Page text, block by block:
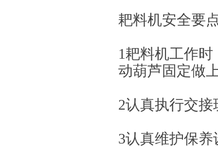
耙料机安全要
1耙料机工作
动葫芦固定做
2认真执行交
3认真维护保